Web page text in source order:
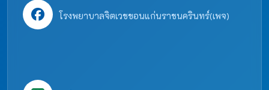
โรงพยาบาลจิตเวชขอนแก่นราชนครินทร์(เพจ)